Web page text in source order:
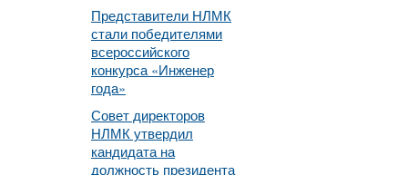
Представители НЛМК
стали победителями
всероссийского
конкурса «Инженер
года»
Совет директоров
НЛМК утвердил
кандидата на
должность президента